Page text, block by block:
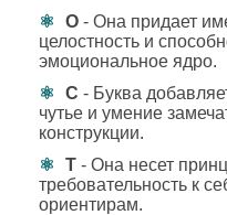
О - Она придает
целостность и
эмоциональное ядро.
С - Буква
чутье и умение
конструкции.
Т - Она несет
требовательность к
ориентирам.